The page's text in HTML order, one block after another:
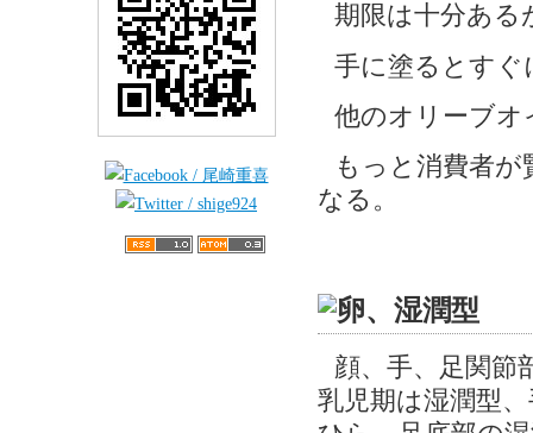
期限は十分ある
手に塗るとすぐ
他のオリーブ
もっと消費者
なる。
顔、手、足関節
乳児期は湿潤型